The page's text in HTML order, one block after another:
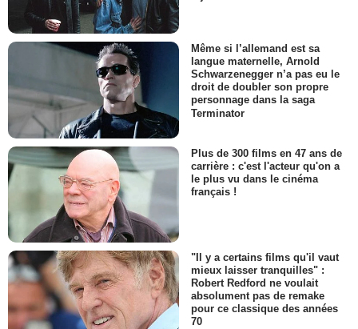
Même si l’allemand est sa
langue maternelle, Arnold
Schwarzenegger n’a pas eu le
droit de doubler son propre
personnage dans la saga
Terminator
Plus de 300 films en 47 ans de
carrière : c'est l'acteur qu'on a
le plus vu dans le cinéma
français !
"Il y a certains films qu'il vaut
mieux laisser tranquilles" :
Robert Redford ne voulait
absolument pas de remake
pour ce classique des années
70